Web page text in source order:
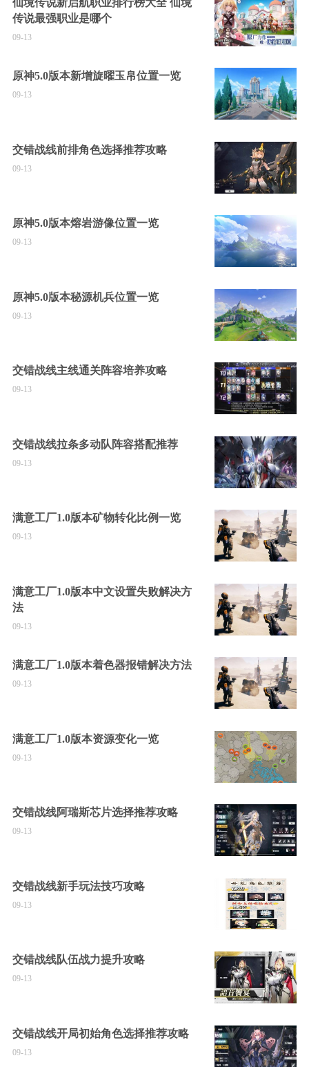
仙境传说新启航职业排行榜大全 仙境
传说最强职业是哪个
09-13
原神5.0版本新增旋曜玉帛位置一览
09-13
交错战线前排角色选择推荐攻略
09-13
原神5.0版本熔岩游像位置一览
09-13
原神5.0版本秘源机兵位置一览
09-13
交错战线主线通关阵容培养攻略
09-13
交错战线拉条多动队阵容搭配推荐
09-13
满意工厂1.0版本矿物转化比例一览
09-13
满意工厂1.0版本中文设置失败解决方
法
09-13
满意工厂1.0版本着色器报错解决方法
09-13
满意工厂1.0版本资源变化一览
09-13
交错战线阿瑞斯芯片选择推荐攻略
09-13
交错战线新手玩法技巧攻略
09-13
交错战线队伍战力提升攻略
09-13
交错战线开局初始角色选择推荐攻略
09-13